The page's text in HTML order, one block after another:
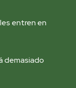
entren en
demasiado